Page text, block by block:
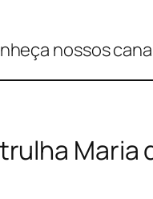
nossos
Maria